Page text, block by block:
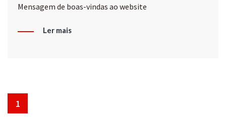
Mensagem de boas-vindas ao website
Ler mais
1